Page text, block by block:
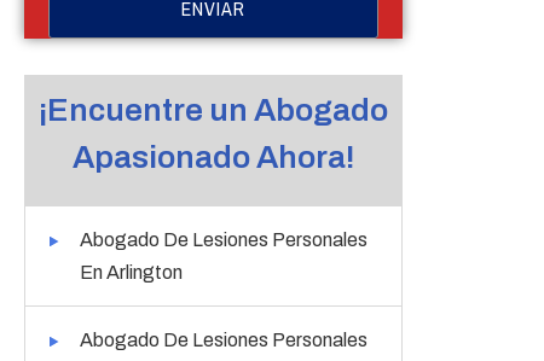
¡Encuentre un Abogado
Apasionado Ahora!
Abogado De Lesiones Personales
En Arlington
Abogado De Lesiones Personales